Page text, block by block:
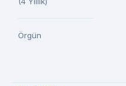
Örgün